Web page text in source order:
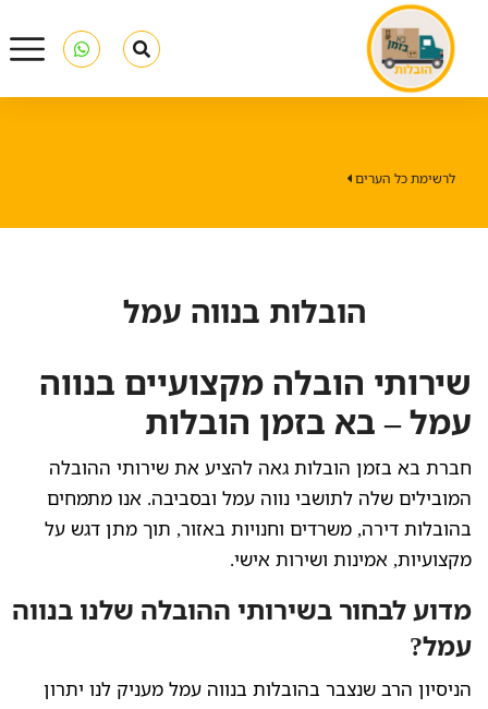
לרשימת כל הערים
הובלות בנווה עמל
שירותי הובלה מקצועיים בנווה
עמל – בא בזמן הובלות
חברת בא בזמן הובלות גאה להציע את שירותי ההובלה
המובילים שלה לתושבי נווה עמל ובסביבה. אנו מתמחים
בהובלות דירה, משרדים וחנויות באזור, תוך מתן דגש על
מקצועיות, אמינות ושירות אישי.
מדוע לבחור בשירותי ההובלה שלנו בנווה
עמל?
הניסיון הרב שנצבר בהובלות בנווה עמל מעניק לנו יתרון